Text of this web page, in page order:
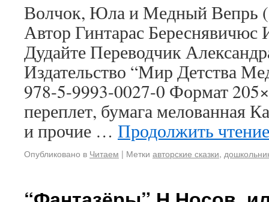
Волчок, Юла и Медный Вепрь
Автор Гинтарас Береснявичюс
Дудайте Переводчик
Издательство “Мир Детства
978-5-9993-0027-0 Формат
переплет, бумага мелованная
и прочие … Продолжить
Опубликовано в Читаем | Метки авторские сказки,